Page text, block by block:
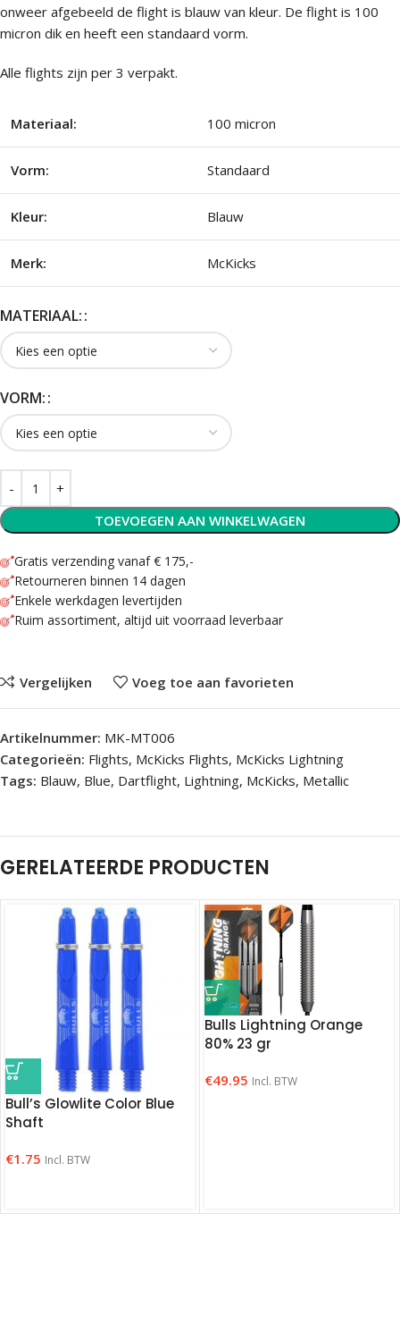
onweer afgebeeld de flight is blauw van kleur. De flight is 100
micron dik en heeft een standaard vorm.
Alle flights zijn per 3 verpakt.
Materiaal: 100 micron
Vorm: Standaard
Kleur: Blauw
Merk: McKicks
MATERIAAL:
VORM:
TOEVOEGEN AAN WINKELWAGEN
Gratis verzending vanaf € 175,-
Retourneren binnen 14 dagen
Enkele werkdagen levertijden
Ruim assortiment, altijd uit voorraad leverbaar
Vergelijken Voeg toe aan favorieten
Artikelnummer: MK-MT006
Categorieën: Flights, McKicks Flights, McKicks Lightning
Tags: Blauw, Blue, Dartflight, Lightning, McKicks, Metallic
GERELATEERDE PRODUCTEN
Bull’s Glowlite Color Blue
Shaft
€1.75 Incl. BTW
Bulls Lightning Orange
80% 23 gr
€49.95 Incl. BTW